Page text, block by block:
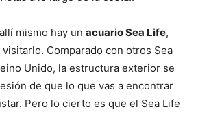
mismo hay un acuario Sea Life,
Comparado con otros Sea
Unido, la estructura exterior se
de que lo que vas a encontrar
Pero lo cierto es que el Sea Life